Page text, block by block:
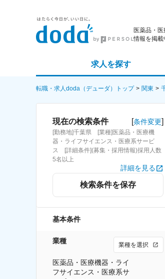
医薬品・
情報を掲載
求人を探す
詳細条件から探す
求人特集から探す
転職・求人doda（デューダ）トップ 関東
現在の検索条件 [条件変更]
[勤務地]千葉県 [業種]医薬品・医療機
器・ライフサイエンス・医療系サービ
ス [詳細条件](募集・採用情報)採用人数
5名以上
詳細を見る
検索条件を保存
基本条件
業種 業種を選択
医薬品・医療機器・ライ
フサイエンス・医療系サ